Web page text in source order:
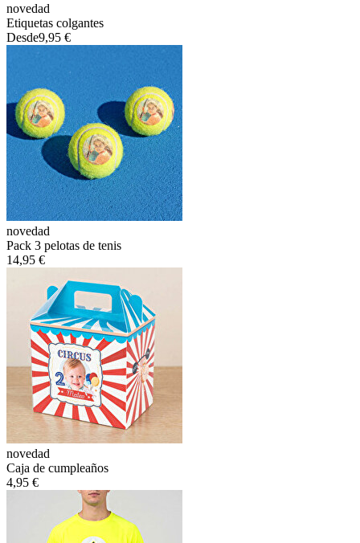
novedad
Etiquetas colgantes
Desde9,95 €
novedad
Pack 3 pelotas de tenis
14,95 €
novedad
Caja de cumpleaños
4,95 €